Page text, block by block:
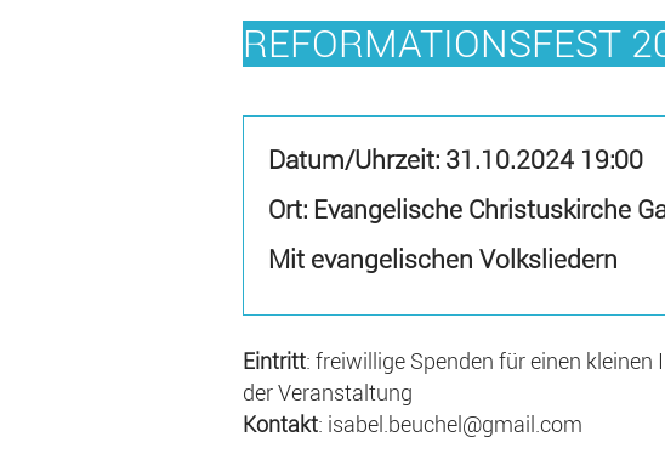
REFORMATIONSFEST
Datum/Uhrzeit: 31.10.2024 19:00
Ort: Evangelische Christuskirche
Mit evangelischen Volksliedern
Eintritt: freiwillige Spenden für einen
der Veranstaltung
Kontakt: isabel.beuchel@gmail.com